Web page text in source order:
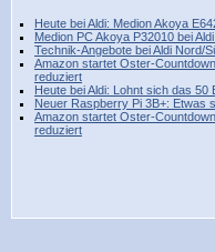
Heute bei Aldi: Medion Akoya
Medion PC Akoya P32010 bei
Technik-Angebote bei Aldi Nord/
Amazon startet Oster-
reduziert
Heute bei Aldi: Lohnt sich das 50
Neuer Raspberry Pi 3B+: Etwas
Amazon startet Oster-
reduziert